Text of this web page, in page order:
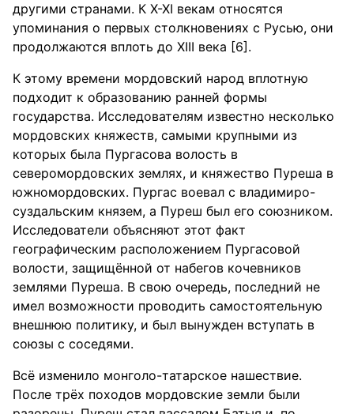
другими странами. К X-XI векам относятся
упоминания о первых столкновениях с Русью, они
продолжаются вплоть до XIII века [6].
К этому времени мордовский народ вплотную
подходит к образованию ранней формы
государства. Исследователям известно несколько
мордовских княжеств, самыми крупными из
которых была Пургасова волость в
северомордовских землях, и княжество Пуреша в
южномордовских. Пургас воевал с владимиро-
суздальским князем, а Пуреш был его союзником.
Исследователи объясняют этот факт
географическим расположением Пургасовой
волости, защищённой от набегов кочевников
землями Пуреша. В свою очередь, последний не
имел возможности проводить самостоятельную
внешнюю политику, и был вынужден вступать в
союзы с соседями.
Всё изменило монголо-татарское нашествие.
После трёх походов мордовские земли были